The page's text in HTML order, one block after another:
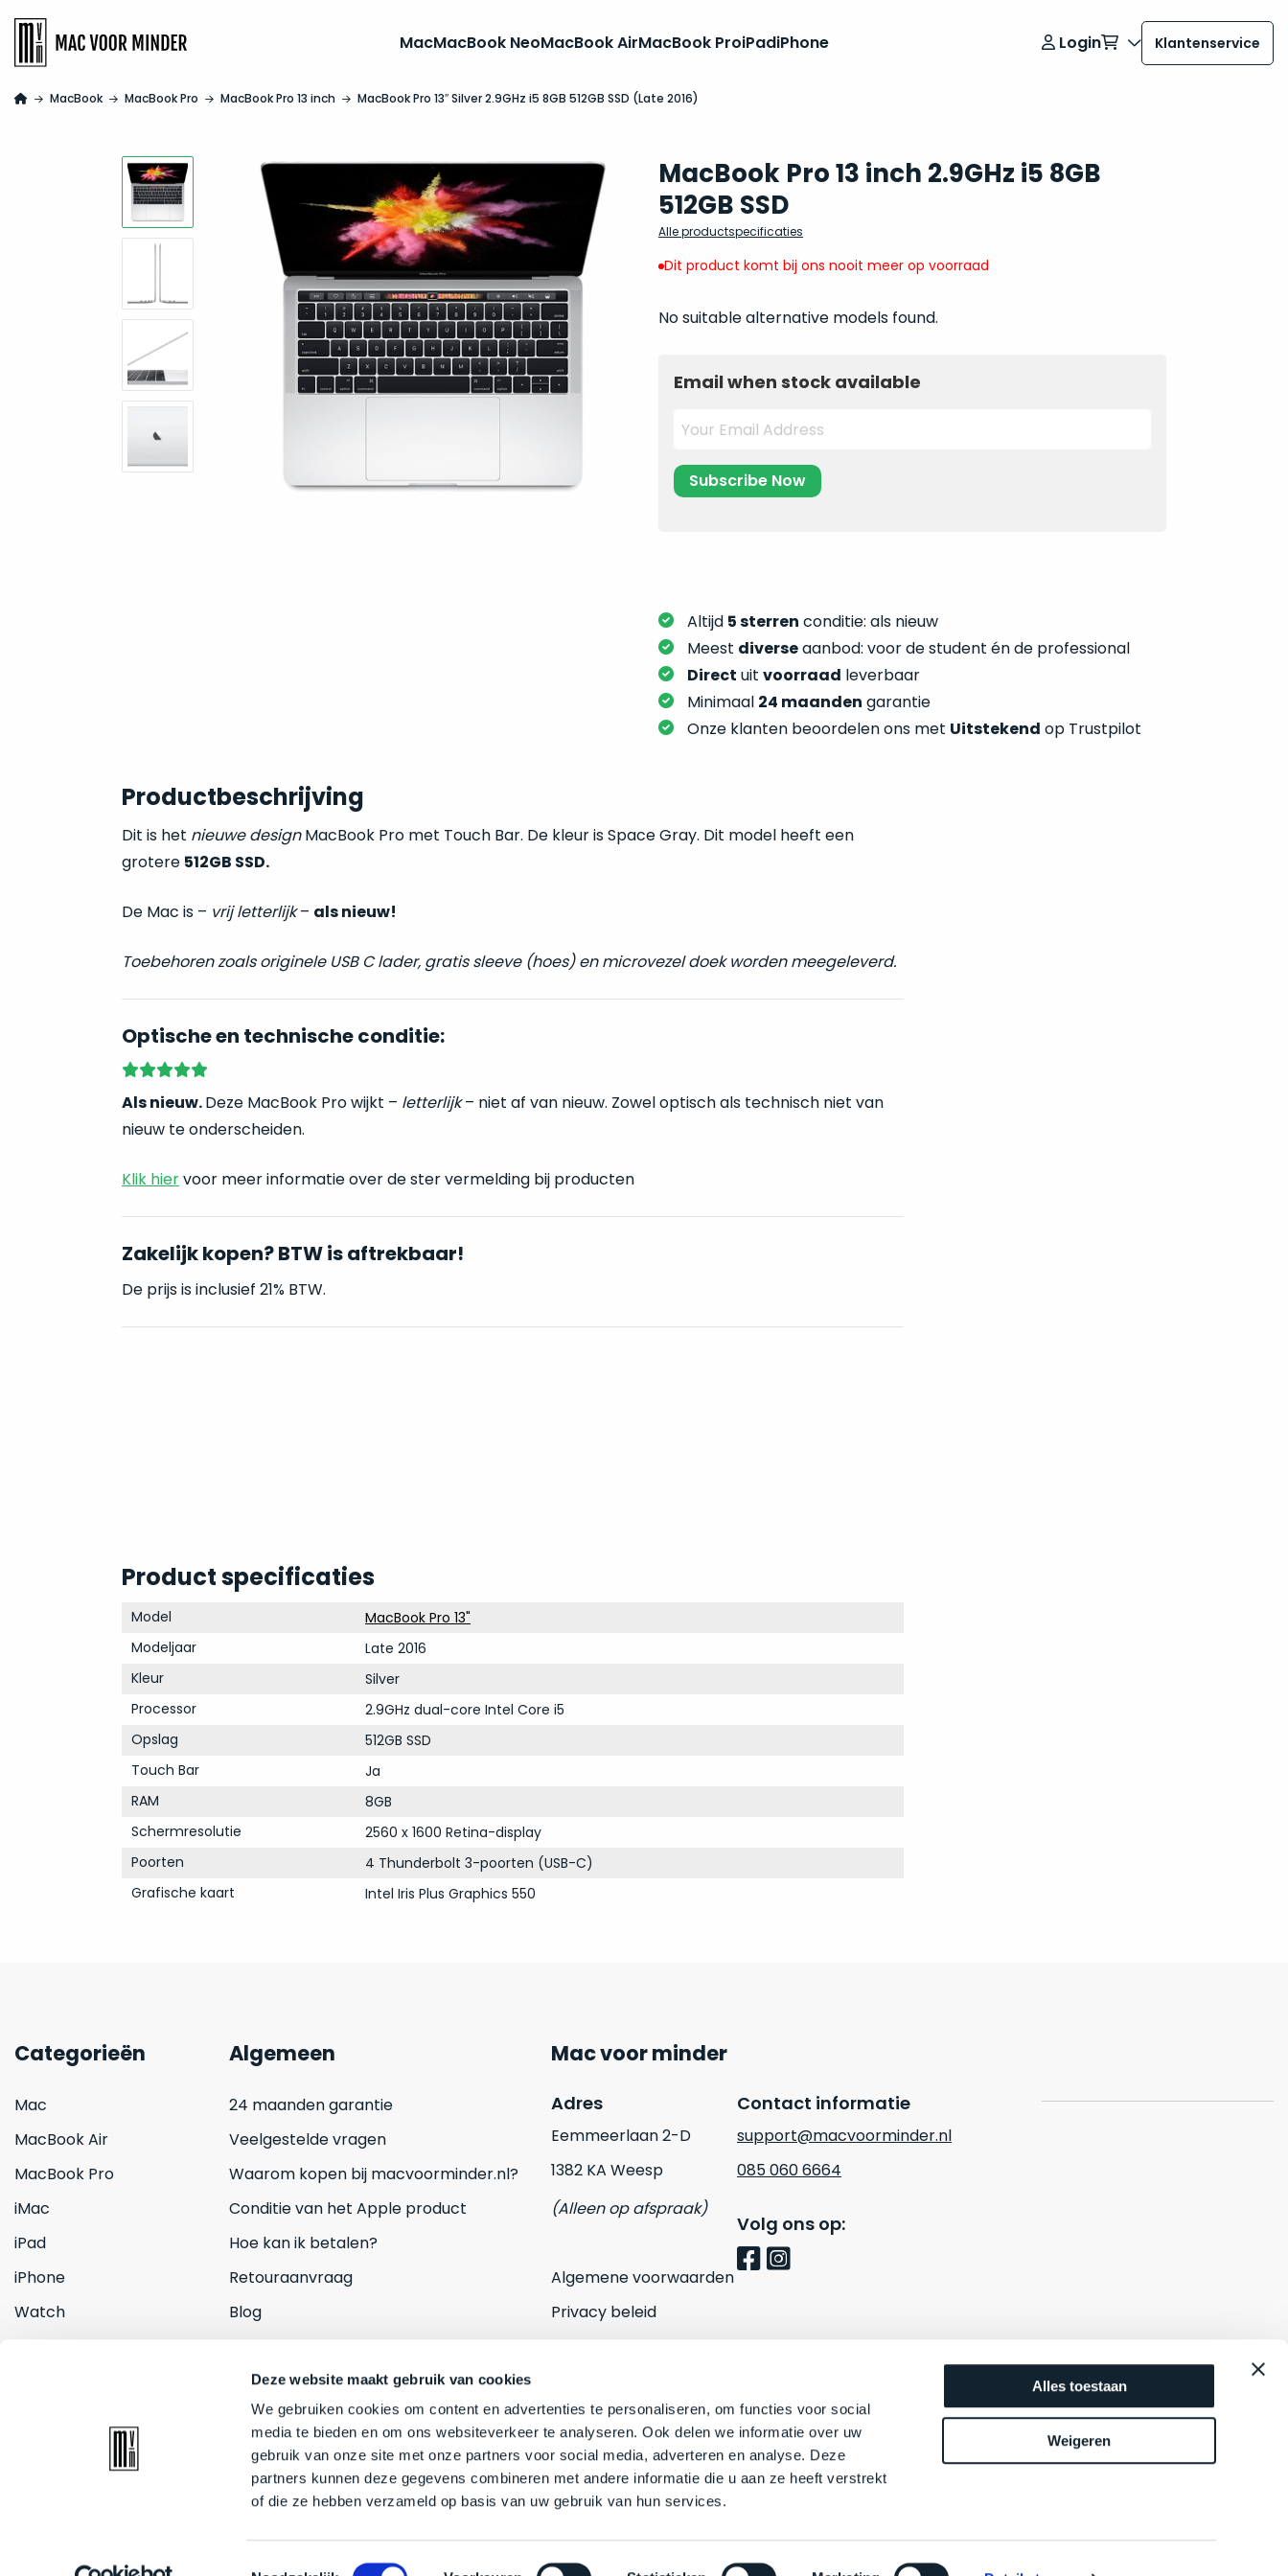
Deze website maakt gebruik van cookies
We gebruiken cookies om content en advertenties te personaliseren, om functies voor social
media te bieden en om ons websiteverkeer te analyseren. Ook delen we informatie over uw
gebruik van onze site met onze partners voor social media, adverteren en analyse. Deze
partners kunnen deze gegevens combineren met andere informatie die u aan ze heeft verstrekt
of die ze hebben verzameld op basis van uw gebruik van hun services.
Toestemmingsselectie
Alles toestaan
Weigeren
MacMacBook NeoMacBook AirMacBook ProiPadiPhone Login Klantenservice
MacBook MacBook Pro MacBook Pro 13 inch MacBook Pro 13″ Silver 2.9GHz i5 8GB 512GB SSD (Late 2016)
MacBook Pro 13 inch 2.9GHz i5 8GB
512GB SSD
Alle productspecificaties
Dit product komt bij ons nooit meer op voorraad
No suitable alternative models found.
Email when stock available
Altijd 5 sterren conditie: als nieuw
Meest diverseaanbod: voor de student én de professional
Direct uit voorraad leverbaar
Minimaal 24 maanden garantie
Onze klanten beoordelen ons met Uitstekend op Trustpilot
Productbeschrijving
Dit is het nieuwe designMacBook Pro met Touch Bar. De kleur is Space Gray. Dit model heeft een
grotere 512GB SSD.
De Mac is – vrij letterlijk– als nieuw!
Toebehoren zoals originele USB C lader, gratis sleeve (hoes) en microvezel doek worden meegeleverd.
Optische en technische conditie:
Als nieuw.Deze MacBook Pro wijkt – letterlijk– niet af van nieuw. Zowel optisch als technisch niet van
nieuw te onderscheiden.
Klik hiervoor meer informatie over de ster vermelding bij producten
Zakelijk kopen? BTW is aftrekbaar!
De prijs is inclusief 21% BTW.
Product specificaties
Model
MacBook Pro 13"
Modeljaar
Late 2016
Kleur
Silver
Processor
2.9GHz dual-core Intel Core i5
Opslag
512GB SSD
Touch Bar
Ja
RAM
8GB
Schermresolutie
2560 x 1600 Retina-display
Poorten
4 Thunderbolt 3-poorten (USB-C)
Grafische kaart
Intel Iris Plus Graphics 550
Categorieën
Mac
MacBook Air
MacBook Pro
iMac
iPad
iPhone
Watch
Algemeen
24 maanden garantie
Veelgestelde vragen
Waarom kopen bij macvoorminder.nl?
Conditie van het Apple product
Hoe kan ik betalen?
Retouraanvraag
Blog
Mac voor minder
Adres
Eemmeerlaan 2-D
1382 KA Weesp
(Alleen op afspraak)
Algemene voorwaarden
Privacy beleid
Contact informatie
support@macvoorminder.nl
085 060 6664
Volg ons op: